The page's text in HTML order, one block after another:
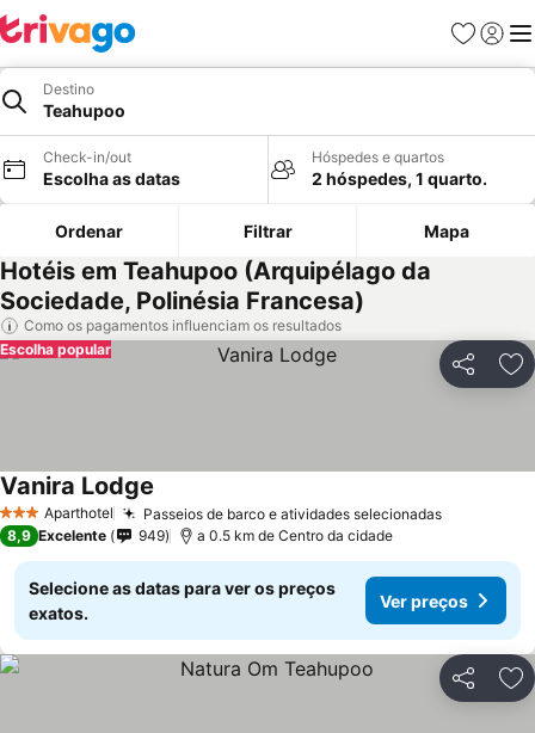
Favoritos
Iniciar
Destino
Teahupoo
Check-in/out
Escolha as datas
Hóspedes e quartos
2 hóspedes, 1 quarto.
Ordenar Filtrar Mapa
Hotéis em Teahupoo (Arquipélago da
Sociedade, Polinésia Francesa)
Como os pagamentos influenciam os resultados
Partilhar
Escolha popular
3 EstrelasAparthotel Passeios de barco e atividades selecionadas
Vanira Lodge
8,9 Excelente 949 a 0.5 km de Centro da cidade
Selecione as datas para ver os preços
exatos.
Ver preços
Partilhar